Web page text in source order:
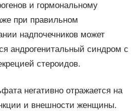
и гормональному
при правильном
надпочечников может
андрогенитальный синдром с
стероидов.
негативно отражается на
и внешности женщины.